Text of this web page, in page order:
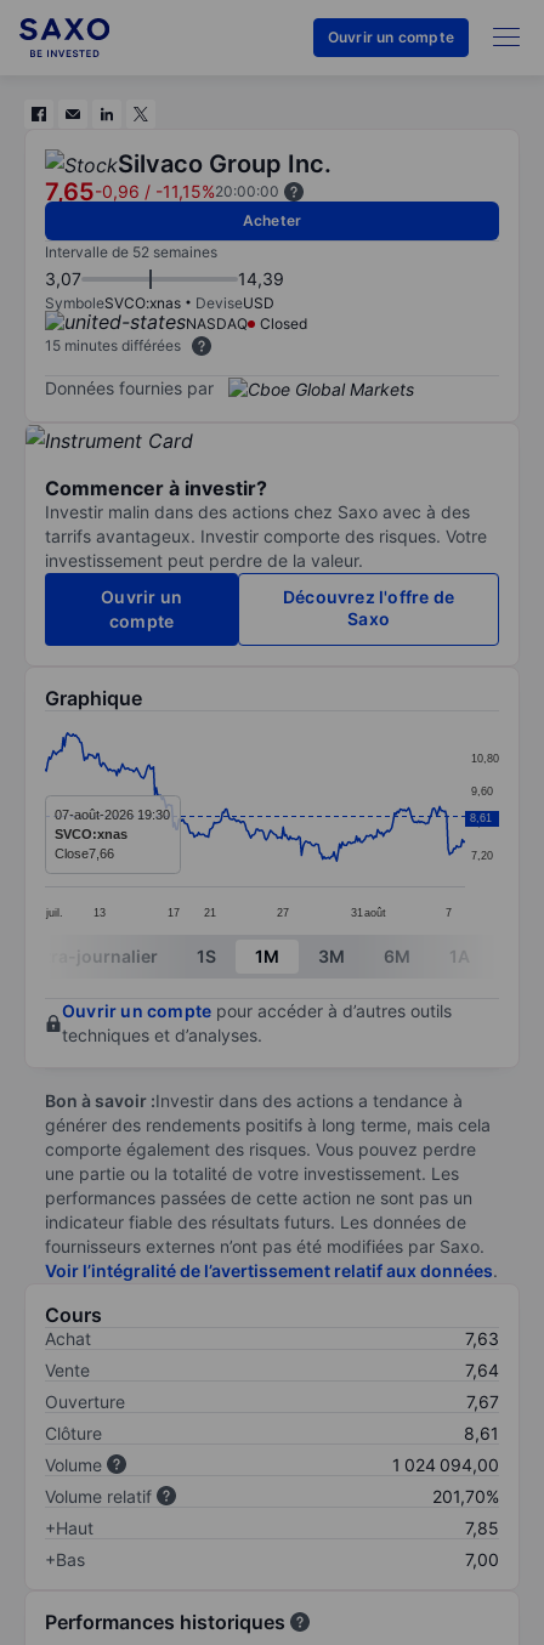
Ouvrir un compte
Silvaco Group Inc.
7,65-0,96 / -11,15%20:00:00
Acheter
Intervalle de 52 semaines
3,07 14,39
SymboleSVCO:xnas DeviseUSD
NASDAQ
Closed
15 minutes différées
Données fournies par
Commencer à investir?
Investir malin dans des actions chez Saxo avec à des
tarrifs avantageux. Investir comporte des risques. Votre
investissement peut perdre de la valeur.
Ouvrir un
compte
Découvrez l'offre de
Saxo
Graphique
Line chart with 299 data points.
The chart has 1 X axis displaying categories.
The chart has 1 Y axis displaying values. Data
juil. 13 17 21 27 31 août 7
7,20
8,40
9,60
10,80
8,61
07-août-2026 19:30
SVCO:xnas
Close7,66
End of interactive chart.
Intra-journalier 1S 1M 3M 6M 1A
Ouvrir un compte pour accéder à d’autres outils
techniques et d’analyses.
Bon à savoir :Investir dans des actions a tendance à
générer des rendements positifs à long terme, mais cela
comporte également des risques. Vous pouvez perdre
une partie ou la totalité de votre investissement. Les
performances passées de cette action ne sont pas un
indicateur fiable des résultats futurs. Les données de
fournisseurs externes n’ont pas été modifiées par Saxo.
Voir l’intégralité de l’avertissement relatif aux données.
Cours
Achat
7,63
Vente
7,64
Ouverture
7,67
Clôture
8,61
Volume
1 024 094,00
Volume relatif
201,70%
+Haut
7,85
+Bas
7,00
Performances historiques